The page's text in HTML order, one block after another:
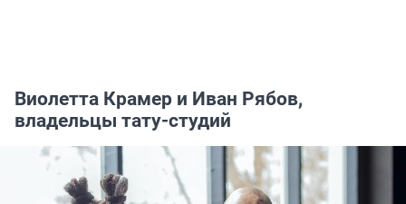
Виолетта Крамер и Иван Рябов,
владельцы тату-студий